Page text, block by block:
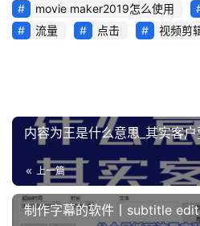
movie maker2019怎么使用
流量
点击 视频剪
内容为王是什么意思_其实客
上一篇
制作字幕的软件丨subtitle